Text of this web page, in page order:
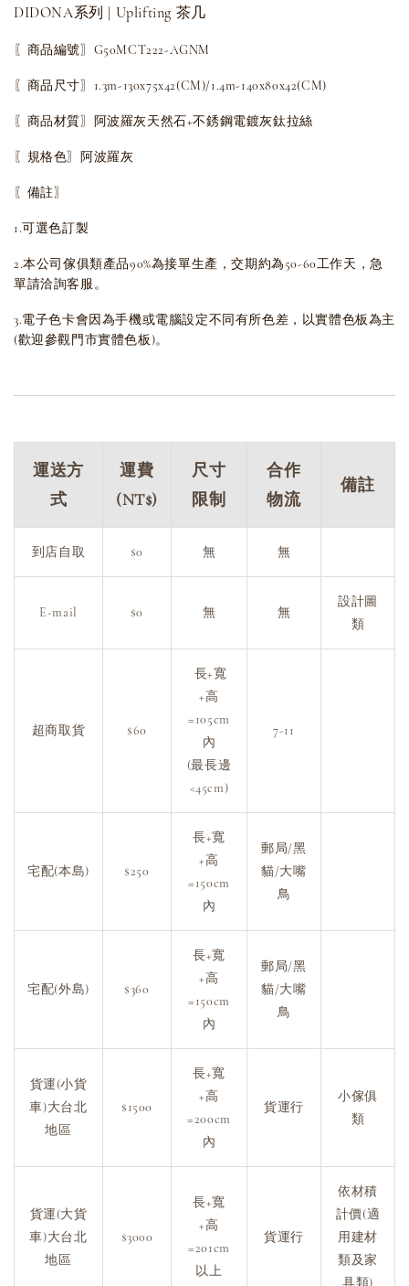
DIDONA系列 | Uplifting 茶几
〖商品編號〗G50MCT222-AGNM
〖商品尺寸〗1.3m-130x75x42(CM)/1.4m-140x80x42(CM)
〖商品材質〗阿波羅灰天然石+不銹鋼電鍍灰鈦拉絲
〖規格色〗阿波羅灰
〖備註〗
1.可選色訂製
2.本公司傢俱類產品90%為接單生產，交期約為50-60工作天，急
單請洽詢客服。
3.電子色卡會因為手機或電腦設定不同有所色差，以實體色板為主
(歡迎參觀門市實體色板)。
運送方
式
運費
(NT$)
尺寸
限制
合作
物流
備註
到店自取 $0 無 無
E-mail $0 無 無
設計圖
類
超商取貨 $60
長+寬
+高
=105cm
內
(最長邊
<45cm)
7-11
宅配(本島) $250
長+寬
+高
=150cm
內
郵局/黑
貓/大嘴
鳥
宅配(外島) $360
長+寬
+高
=150cm
內
郵局/黑
貓/大嘴
鳥
貨運(小貨
車)大台北
地區
$1500
長+寬
+高
=200cm
內
貨運行
小傢俱
類
貨運(大貨
車)大台北
地區
$3000
長+寬
+高
=201cm
以上
貨運行
依材積
計價(適
用建材
類及家
具類)